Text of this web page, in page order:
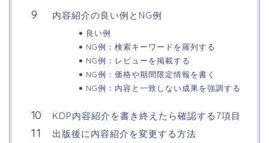
内容紹介の良い例とNG例
良い例
NG例：検索キーワードを羅列する
NG例：レビューを掲載する
NG例：価格や期間限定情報を書く
NG例：内容と一致しない成果を強調する
KDP内容紹介を書き終えたら確認する7項目
出版後に内容紹介を変更する方法